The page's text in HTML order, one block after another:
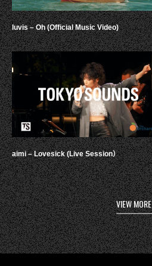
luvis – Oh (Official Music Video)
aimi – Lovesick (Live Session）
VIEW MORE